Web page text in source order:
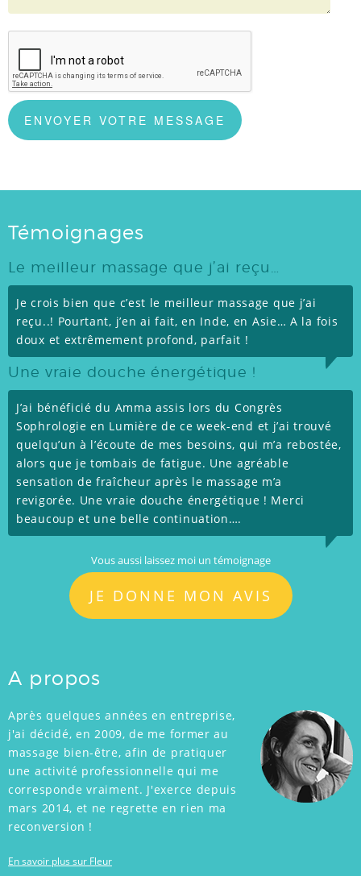
Témoignages
Le meilleur massage que j’ai reçu…
Je crois bien que c’est le meilleur massage que j’ai
reçu..! Pourtant, j’en ai fait, en Inde, en Asie… A la fois
doux et extrêmement profond, parfait !
Une vraie douche énergétique !
J’ai bénéficié du Amma assis lors du Congrès
Sophrologie en Lumière de ce week-end et j’ai trouvé
quelqu’un à l’écoute de mes besoins, qui m’a rebostée,
alors que je tombais de fatigue. Une agréable
sensation de fraîcheur après le massage m’a
revigorée. Une vraie douche énergétique ! Merci
beaucoup et une belle continuation….
Vous aussi laissez moi un témoignage
JE DONNE MON AVIS
A propos
Après quelques années en entreprise,
j'ai décidé, en 2009, de me former au
massage bien-être, afin de pratiquer
une activité professionnelle qui me
corresponde vraiment. J'exerce depuis
mars 2014, et ne regrette en rien ma
reconversion !
En savoir plus sur Fleur